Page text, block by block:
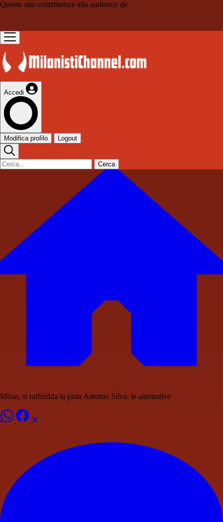
Questo sito contribuisce alla audience de
Accedi
Modifica profilo Logout
Cerca
Milan, si raffredda la pista Antonio Silva: le alternative